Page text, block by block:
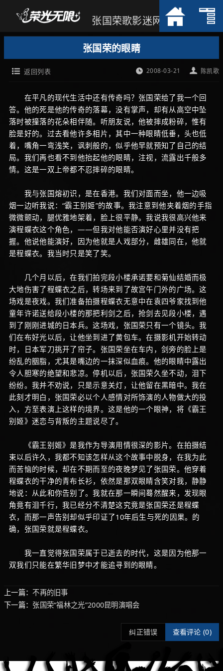
张国荣歌影迷网
张国荣的眼睛
陈凯歌
2008-03-21
返回列表
在平凡的现代生活中还有传奇吗？张国荣给了我一个回
答。他的死是他的传奇的落幕，没有掌声，却有从高空中坠
落时被撞落的花朵相伴随。听朋友说，他被摔成粉碎，惟有
脸是好的。过去看他许多相片，其中一种眼睛低垂，头也低
着，嘴角一弯浅笑，讽刺般的，似乎他早就预知了自己的结
局。我们再也看不到他抬起他的眼睛，注视，流露出千般多
情。这是一双上帝都不忍摔碎的眼睛。
我与张国熔初识，是在香港。我们对面而坐，他一边吸
烟一边听我说：“霸王别姬”的故事。我注意到他夹着烟的手指
微微颤动，腿优雅地架着，脸上很平静。我说我很高兴他来
演程蝶衣这个角色，——但我对他能否演好心里并没有把
握。他说他能演好，因为他就是人戏部分，雌雄同在，他就
是程蝶衣。我当时只是笑了笑。
几个月以后，在我们拍完段小楼承诺要和菊仙结婚而极
大地伤害了程蝶衣之后，转场来到了故宫午门外的广场。这
场戏是夜戏。我们准备拍摄程蝶衣无意中在袁四爷家找到他
童年许诺送给段小楼的那把利剑之后，抢剑去见段小楼，遇
到了刚刚进城的日本兵。这场戏，张国荣只有一个镜头。我
们在布好光以后，让他坐到进了黄包车。在摄影机开始转动
时，日本军刀挑开了帘子。张国荣坐在车内，剑旁的脸上是
纷乱的胭脂，尤其是嘴边的一抹深似血痕。他的眼睛中露出
令人胆寒的绝望和悲凉。停机以后，张国荣久坐不动，泪下
纷纷。我并不劝说，只是示意关灯，让他留在黑暗中。我在
此刻才明白，张国荣必以个人感情对所饰演的人物做大的投
入，方至表演上这样的境界。这是他的一个眼神，将《霸王
别姬》迷恋与背叛的主题说尽了。
《霸王别姬》是我作为导演用情很深的影片。在拍摄结
束以后许久，我都不知该怎样从这个故事中脱身，在我为此
而苦恼的时候，却在不期而至的夜晚梦见了张国荣。他穿着
程蝶衣的干净的青布长衫，依然是那双眼睛含笑对我，静静
地说：从此和你告别了。我就在那一瞬间蓦然醒来，发现眼
角竟有泪千行，我已经分不清楚这究竟是张国荣还是程蝶
衣，而那一声告别却似乎印证了10年后生与死的因果。的
确，张国荣就是程蝶衣。
我一直觉得张国荣属于已逝去的时代，这是因为他那一
双我们只能在繁华旧梦中才能追寻到的眼睛。
上一篇：不再的旧事
下一篇： 张国荣“福林之光”2000昆明演唱会
纠正错误 查看评论 (0)